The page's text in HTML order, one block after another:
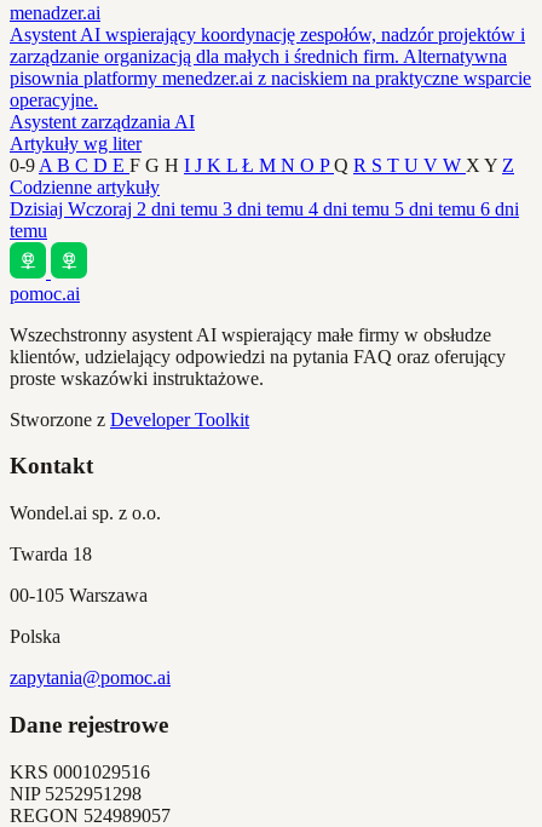
menadzer.ai
Asystent AI wspierający koordynację zespołów, nadzór projektów i
zarządzanie organizacją dla małych i średnich firm. Alternatywna
pisownia platformy menedzer.ai z naciskiem na praktyczne wsparcie
operacyjne.
Asystent zarządzania AI
Artykuły wg liter
0-9 A B C D E F G H I J K L Ł M N O PQ R S T U V W X Y Z
Codzienne artykuły
Dzisiaj Wczoraj 2 dni temu 3 dni temu 4 dni temu 5 dni temu 6 dni
temu
pomoc.ai
Wszechstronny asystent AI wspierający małe firmy w obsłudze
klientów, udzielający odpowiedzi na pytania FAQ oraz oferujący
proste wskazówki instruktażowe.
Stworzone z Developer Toolkit
Kontakt
Wondel.ai sp. z o.o.
Twarda 18
00-105 Warszawa
Polska
zapytania@pomoc.ai
Dane rejestrowe
KRS 0001029516
NIP 5252951298
REGON 524989057